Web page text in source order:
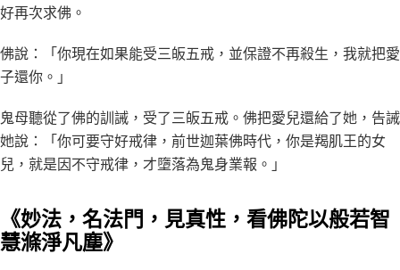
好再次求佛。
佛說：「你現在如果能受三皈五戒，並保證不再殺生，我就把愛
子還你。」
鬼母聽從了佛的訓誡，受了三皈五戒。佛把愛兒還給了她，告誡
她說：「你可要守好戒律，前世迦葉佛時代，你是羯肌王的女
兒，就是因不守戒律，才墮落為鬼身業報。」
《妙法，名法門，見真性，看佛陀以般若智
慧滌淨凡塵》